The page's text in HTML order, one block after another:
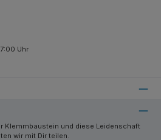
Uhr
Klemmbaustein und diese Leidenschaft
wir mit Dir teilen.